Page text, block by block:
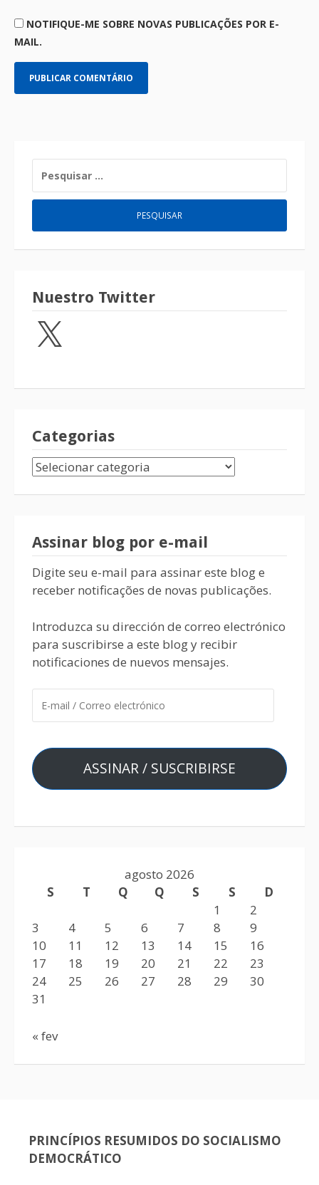
NOTIFIQUE-ME SOBRE NOVAS PUBLICAÇÕES POR E-
MAIL.
Nuestro Twitter
Categorias
Assinar blog por e-mail
Digite seu e-mail para assinar este blog e
receber notificações de novas publicações.
Introduzca su dirección de correo electrónico
para suscribirse a este blog y recibir
notificaciones de nuevos mensajes.
ASSINAR / SUSCRIBIRSE
agosto 2026
S
T Q Q S S
D
1
2
3
4 5 6 7 8
9
10
11 12 13 14 15
16
17
18 19 20 21 22
23
24
25 26 27 28 29
30
31
« fev
PRINCÍPIOS RESUMIDOS DO SOCIALISMO
DEMOCRÁTICO